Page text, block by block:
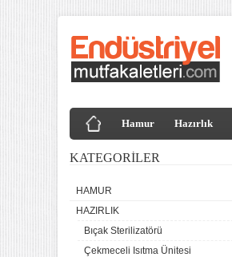
Hamur Hazırlık
KATEGORILER
HAMUR
HAZIRLIK
Bıçak Sterilizatörü
Çekmeceli Isıtma Ünitesi